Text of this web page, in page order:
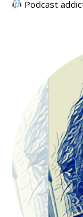
Podcast